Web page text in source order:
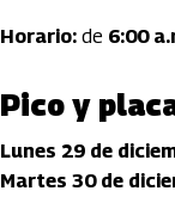
Horario: de 6:00
Pico y
Lunes 29 de
Martes 30 de